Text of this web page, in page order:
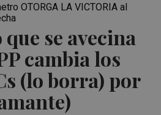
se avecina
cambia los
(lo borra) por
OTORGA LA VICTORIA al